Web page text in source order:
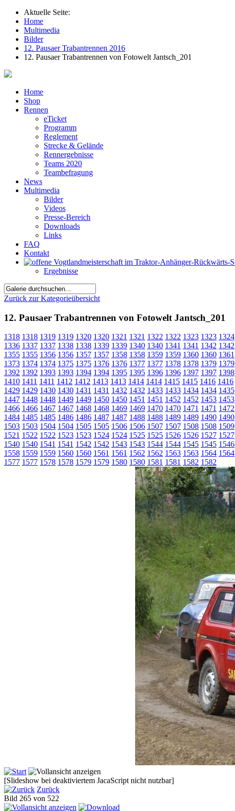
Aktuelle Seite:
Home
Multimedia
Bilder
12. Pausaer Trabantrennen 2016
12. Pausaer Trabantrennen von Fotowelt Jantsch_201
Home
Shop
Rennen
eTicket
Programm
Reglement
Strecke & Gelände
Rennergebnisse
Teams 2020
Teambefragung
News
Multimedia
Bilder
Videos
Presse-Bereich
Downloads
Links
FAQ
Kontakt
Ergebnisse
Zurück zur Kategorieübersicht
12. Pausaer Trabantrennen von Fotowelt Jantsch_201
1318 1318 1319 1319 1320 1320 1321 1321 1322 1322 1323 1323 1324
1336 1337 1337 1338 1338 1339 1339 1340 1340 1341 1341 1342 1342
1355 1355 1356 1356 1357 1357 1358 1358 1359 1359 1360 1360 1361
1373 1374 1374 1375 1375 1376 1376 1377 1377 1378 1378 1379 1379
1392 1392 1393 1393 1394 1394 1395 1395 1396 1396 1397 1397 1398
1410 1411 1411 1412 1412 1413 1413 1414 1414 1415 1415 1416 1416
1429 1429 1430 1430 1431 1431 1432 1432 1433 1433 1434 1434 1435
1447 1448 1448 1449 1449 1450 1450 1451 1451 1452 1452 1453 1453
1466 1466 1467 1467 1468 1468 1469 1469 1470 1470 1471 1471 1472
1484 1485 1485 1486 1486 1487 1487 1488 1488 1489 1489 1490 1490
1503 1503 1504 1504 1505 1505 1506 1506 1507 1507 1508 1508 1509
1521 1522 1522 1523 1523 1524 1524 1525 1525 1526 1526 1527 1527
1540 1540 1541 1541 1542 1542 1543 1543 1544 1544 1545 1545 1546
1558 1559 1559 1560 1560 1561 1561 1562 1562 1563 1563 1564 1564
1577 1577 1578 1578 1579 1579 1580 1580 1581 1581 1582 1582
[Slideshow bei deaktiviertem JacaScript nicht nutzbar]
Zurück
Bild 265 von 522